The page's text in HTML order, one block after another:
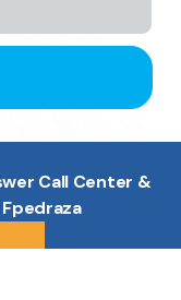
Call Center &
Fpedraza